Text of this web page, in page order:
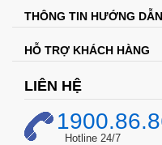
phím chưa ấn xuống).
11h đến 11h45, chu kỳ
Cắm ổ cắm điện bull
điện. Cắm thiết bị điện
động bật khi đến phím
THÔNG TIN HƯỚNG
HỖ TRỢ KHÁCH HÀNG
LIÊN HỆ
Hotline 24/7